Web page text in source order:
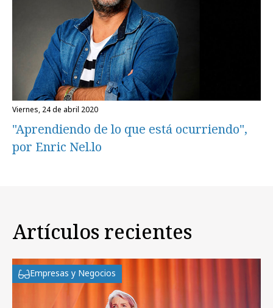
viernes, 24 de abril 2020
"Aprendiendo de lo que está ocurriendo",
por Enric Nel.lo
Artículos recientes
Empresas y Negocios